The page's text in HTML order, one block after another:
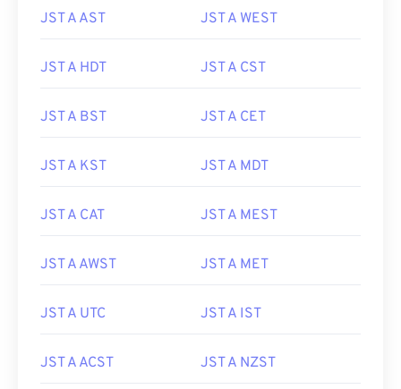
JST A AST JST A WEST
JST A HDT JST A CST
JST A BST JST A CET
JST A KST JST A MDT
JST A CAT JST A MEST
JST A AWST JST A MET
JST A UTC JST A IST
JST A ACST JST A NZST